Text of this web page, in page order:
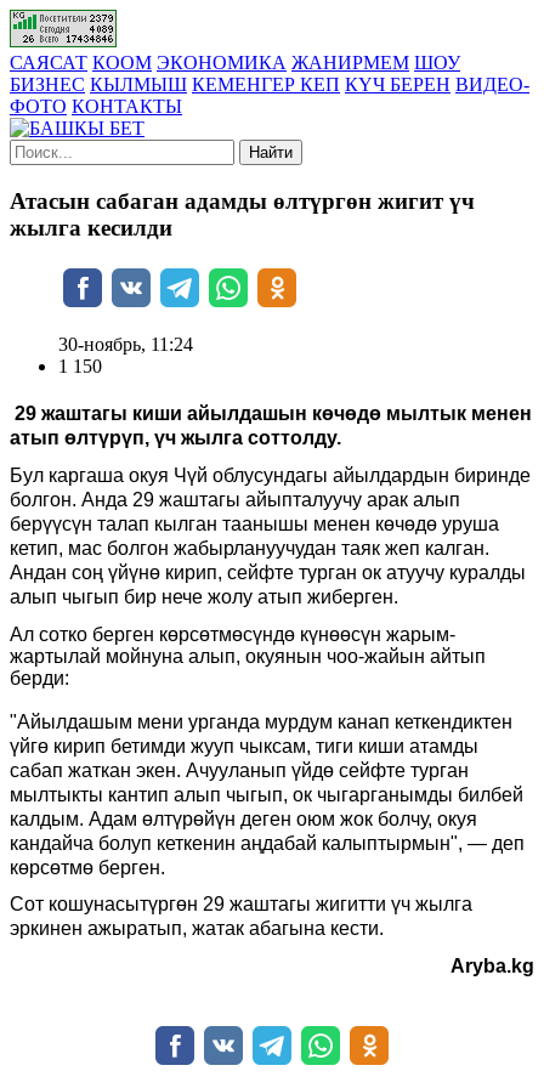
САЯСАТ КООМ ЭКОНОМИКА ЖАНИРМЕМ ШОУ
БИЗНЕС КЫЛМЫШ КЕМЕНГЕР КЕП КҮЧ БЕРЕН ВИДЕО-
ФОТО КОНТАКТЫ
Найти
Атасын сабаган адамды өлтүргөн жигит үч
жылга кесилди
30-ноябрь, 11:24
1 150
29 жаштагы киши айылдашын көчөдө мылтык менен
атып өлтүрүп, үч жылга соттолду.
Бул каргаша окуя Чүй облусундагы айылдардын биринде
болгон. Анда 29 жаштагы айыпталуучу арак алып
берүүсүн талап кылган таанышы менен көчөдө уруша
кетип, мас болгон жабырлануучудан таяк жеп калган.
Андан соң үйүнө кирип, сейфте турган ок атуучу куралды
алып чыгып бир нече жолу атып жиберген.
Ал сотко берген көрсөтмөсүндө күнөөсүн жарым-
жартылай мойнуна алып, окуянын чоо-жайын айтып
берди:
"Айылдашым мени урганда мурдум канап кеткендиктен
үйгө кирип бетимди жууп чыксам, тиги киши атамды
сабап жаткан экен. Ачууланып үйдө сейфте турган
мылтыкты кантип алып чыгып, ок чыгарганымды билбей
калдым. Адам өлтүрөйүн деген оюм жок болчу, окуя
кандайча болуп кеткенин аңдабай калыптырмын", — деп
көрсөтмө берген.
Сот кошунасытүргөн 29 жаштагы жигитти үч жылга
эркинен ажыратып, жатак абагына кести.
Aryba.kg